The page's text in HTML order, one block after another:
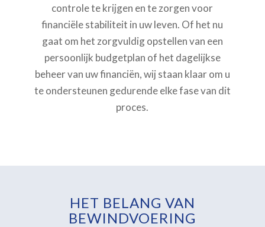
controle te krijgen en te zorgen voor
financiële stabiliteit in uw leven. Of het nu
gaat om het zorgvuldig opstellen van een
persoonlijk budgetplan of het dagelijkse
beheer van uw financiën, wij staan klaar om u
te ondersteunen gedurende elke fase van dit
proces.
HET BELANG VAN
BEWINDVOERING